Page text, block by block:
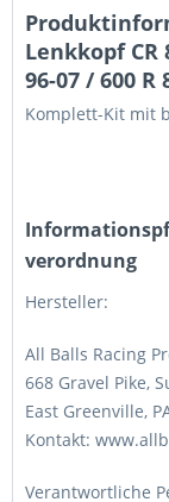
Lenkkopf CR
96-07 / 600 R
Komplett-Kit mit
verordnung
Hersteller:
All Balls Racing
668 Gravel Pike,
East Greenville,
Kontakt:
Verantwortliche